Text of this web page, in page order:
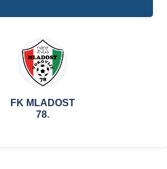
FK MLADOST
78.